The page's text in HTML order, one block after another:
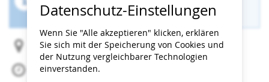
ist beendet.
Heidi Horten Collection
Do, 4. Juni 2026
Datenschutz-Einstellungen
Wenn Sie "Alle akzeptieren" klicken, erklären
Sie sich mit der Speicherung von Cookies und
der Nutzung vergleichbarer Technologien
einverstanden.